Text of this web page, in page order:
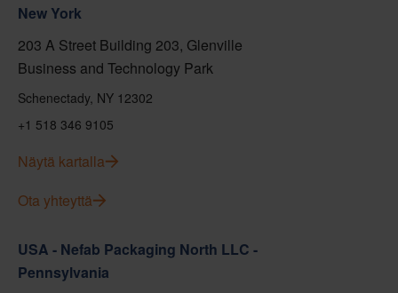
New York
203 A Street Building 203, Glenville
Business and Technology Park
Schenectady, NY 12302
+1 518 346 9105
Näytä kartalla
Ota yhteyttä
USA - Nefab Packaging North LLC -
Pennsylvania